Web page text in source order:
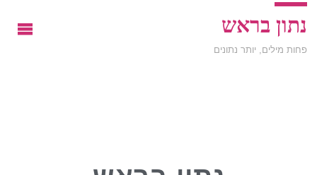
נתון בראש
פחות מילים, יותר נתונים